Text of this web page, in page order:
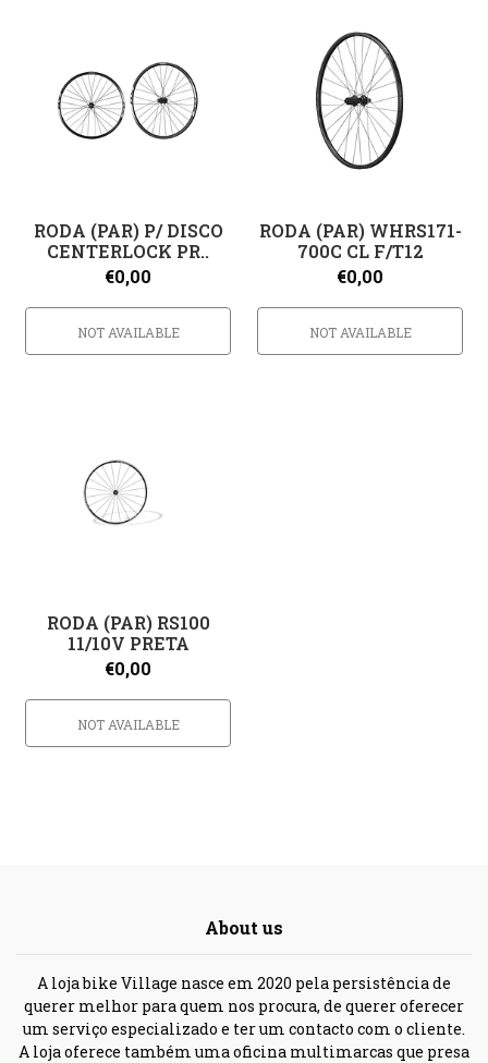
RODA (PAR) P/ DISCO
CENTERLOCK PR..
€0,00
NOT AVAILABLE
RODA (PAR) WHRS171-
700C CL F/T12
€0,00
NOT AVAILABLE
RODA (PAR) RS100
11/10V PRETA
€0,00
NOT AVAILABLE
About us
A loja bike Village nasce em 2020 pela persistência de
querer melhor para quem nos procura, de querer oferecer
um serviço especializado e ter um contacto com o cliente.
A loja oferece também uma oficina multimarcas que presa